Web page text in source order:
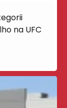
na UFC